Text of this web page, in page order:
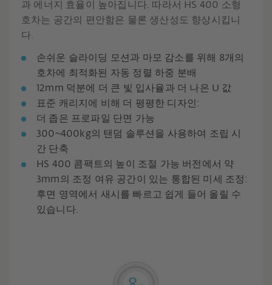
과 에너지 효율이 높아집니다. 따라서 HS 400 소형
호차는 공간의 편안함은 물론 생산성도 향상시킵니
다.
손쉬운 슬라이딩 모션과 마모 감소를 위해 8개의
호차에 최적화된 자동 정렬 하중 분배
12mm 덕분에 더 큰 빛 입사율과 더 나은 U 값
표준 캐리지에 비해 더 평평한 디자인:
더 좁은 프로파일 단면 가능
300~400kg의 탠덤 솔루션을 사용하여 조립 시
간 단축
HS 400 콤팩트의 높이 조절 가능 버전에서 약
3mm의 조정 여유 공간이 있는 통합된 미세 조정:
후면 영역에서 새시를 빠르고 쉽게 들어 올릴 수
있습니다.